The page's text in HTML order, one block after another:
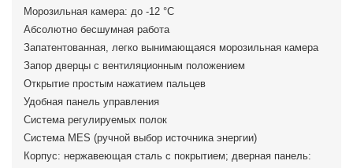
Морозильная камера: до -12 °C
Абсолютно бесшумная работа
Запатентованная, легко вынимающаяся морозильная камера
Запор дверцы с вентиляционным положением
Открытие простым нажатием пальцев
Удобная панель управления
Система регулируемых полок
Система MES (ручной выбор источника энергии)
Корпус: нержавеющая сталь с покрытием; дверная панель: